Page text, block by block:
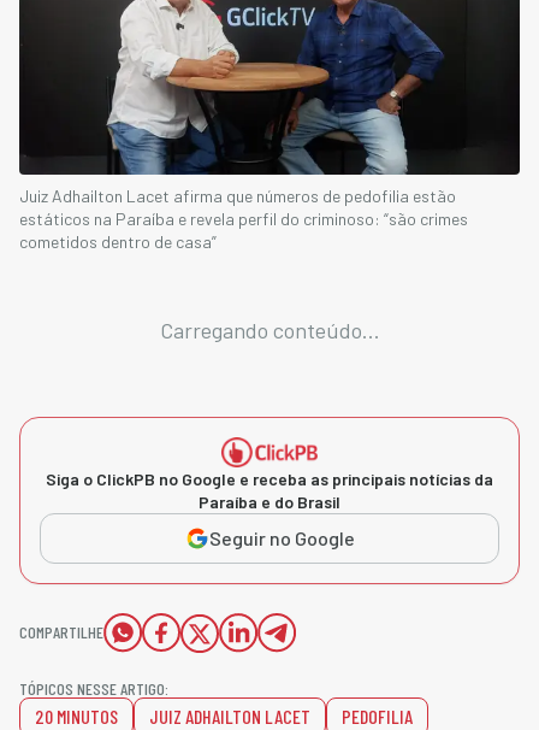
Juiz Adhailton Lacet afirma que números de pedofilia estão
estáticos na Paraíba e revela perfil do criminoso: “são crimes
cometidos dentro de casa”
Carregando conteúdo...
Siga o ClickPB no Google e receba as principais notícias da
Paraíba e do Brasil
Seguir no Google
COMPARTILHE
TÓPICOS NESSE ARTIGO:
20 MINUTOS JUIZ ADHAILTON LACET PEDOFILIA